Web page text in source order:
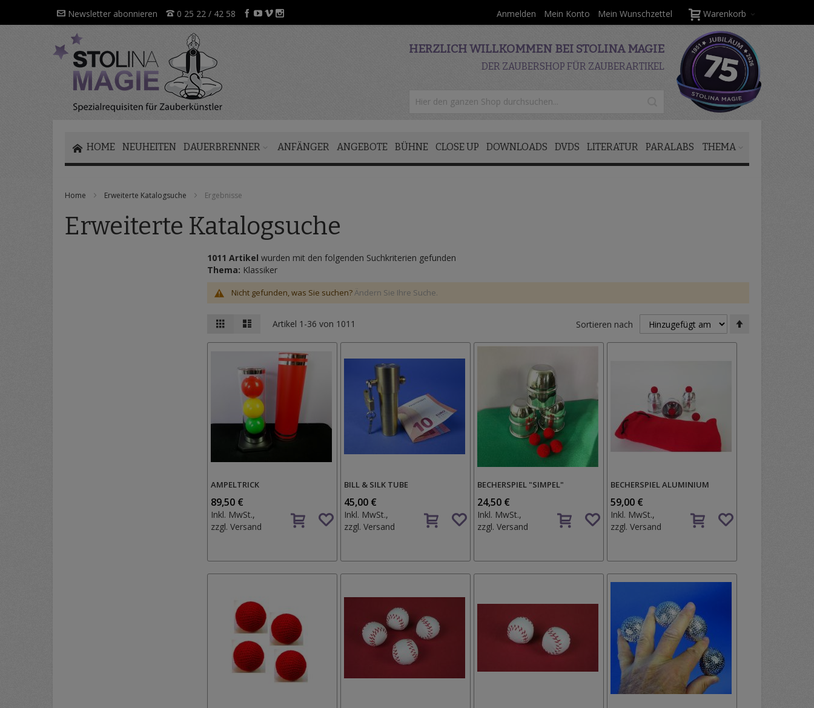
Direkt
Inhalt
Newsletter abonnieren 0 25 22 / 42 58 Warenkorb
Anmelden Mein Konto Mein Wunschzettel
HERZLICH WILLKOMMEN BEI STOLINA MAGIE
DER ZAUBERSHOP FÜR ZAUBERARTIKEL
HOME NEUHEITEN DAUERBRENNER ANFÄNGER ANGEBOTE BÜHNE CLOSE UP DOWNLOADS DVDS LITERATUR PARALABS THEMA
Home Erweiterte Katalogsuche Ergebnisse
Erweiterte Katalogsuche
1011 Artikel wurden mit den folgenden Suchkriterien gefunden
Thema: Klassiker
Nicht gefunden, was Sie suchen?Ändern Sie Ihre Suche.
Ansicht
als
Raster Artikel 1 -36 von 1011 Sortieren nach
AMPELTRICK
89,50 €
Inkl. MwSt.,
zzgl.Versand
Auf
den
Wunschzettel
BILL & SILK TUBE
45,00 €
Inkl. MwSt.,
zzgl.Versand
Auf
den
Wunschzettel
BECHERSPIEL "SIMPEL"
24,50 €
Inkl. MwSt.,
zzgl.Versand
Auf
den
Wunschzettel
BECHERSPIEL ALUMINIUM
59,00 €
Inkl. MwSt.,
zzgl.Versand
Auf
den